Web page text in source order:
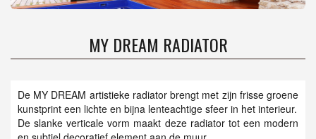
MY DREAM RADIATOR
De MY DREAM artistieke radiator brengt met zijn frisse groene
kunstprint een lichte en bijna lenteachtige sfeer in het interieur.
De slanke verticale vorm maakt deze radiator tot een modern